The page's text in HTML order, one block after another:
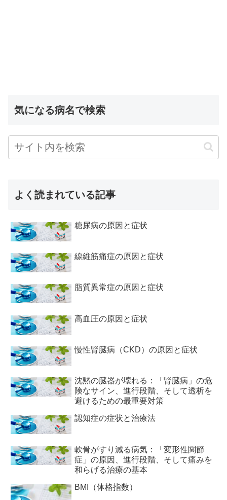
気になる病名で検索
よく読まれている記事
糖尿病の原因と症状
線維筋痛症の原因と症状
脂質異常症の原因と症状
高血圧の原因と症状
慢性腎臓病（CKD）の原因と症状
沈黙の臓器が壊れる：「腎臓病」の危
険なサイン、進行段階、そして透析を
避けるための最重要対策
認知症の症状と治療法
軟骨がすり減る病気：「変形性関節
症」の原因、進行段階、そして痛みを
和らげる治療の基本
BMI（体格指数）